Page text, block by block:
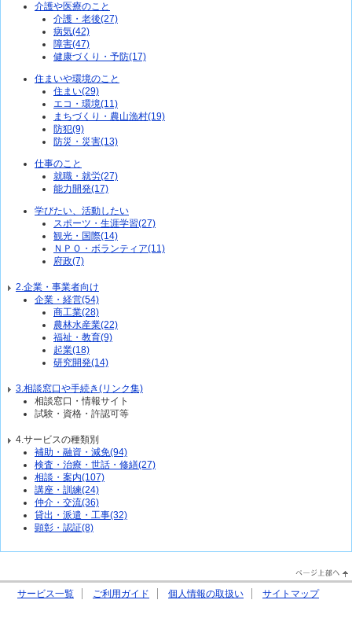
介護や医療のこと
介護・老後(27)
病気(42)
障害(47)
健康づくり・予防(17)
住まいや環境のこと
住まい(29)
エコ・環境(11)
まちづくり・農山漁村(19)
防犯(9)
防災・災害(13)
仕事のこと
就職・就労(27)
能力開発(17)
学びたい、活動したい
スポーツ・生涯学習(27)
観光・国際(14)
ＮＰＯ・ボランティア(11)
府政(7)
2.企業・事業者向け
企業・経営(54)
商工業(28)
農林水産業(22)
福祉・教育(9)
起業(18)
研究開発(14)
3.相談窓口や手続き(リンク集)
相談窓口・情報サイト
試験・資格・許認可等
4.サービスの種類別
補助・融資・減免(94)
検査・治療・世話・修繕(27)
相談・案内(107)
講座・訓練(24)
仲介・交流(36)
貸出・派遣・工事(32)
顕彰・認証(8)
PageTop↑
サービス一覧 ご利用ガイド 個人情報の取扱い サイトマップ